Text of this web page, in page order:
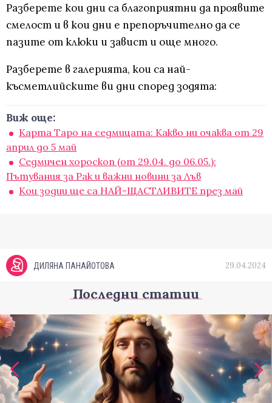
Разберете кои дни са благоприятни да проявите
смелост и в кои дни е препоръчително да се
пазите от клюки и завист и още много.
Разберете в галерията, кои са най-
късметлийските ви дни според зодята:
Виж още:
Карта Таро на седмицата: Какво ни очаква от 29
април до 5 май
Седмичен хороскоп (от 29.04. до 06.05.):
Пътувания за Рак и важни новини за Лъв
Кои зодии ще са НАЙ-ЩАСТЛИВИТЕ през май
ДИЛЯНА ПАНАЙОТОВА 29.04.2024
Последни статии